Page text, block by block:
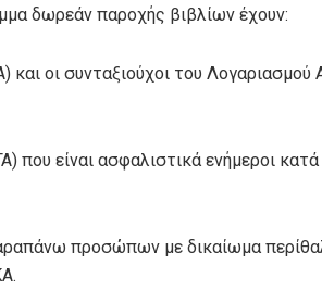
δωρεάν παροχής βιβλίων έχουν:
και οι συνταξιούχοι του
που είναι ασφαλιστικά ενήμεροι
προσώπων με δικαίωμα